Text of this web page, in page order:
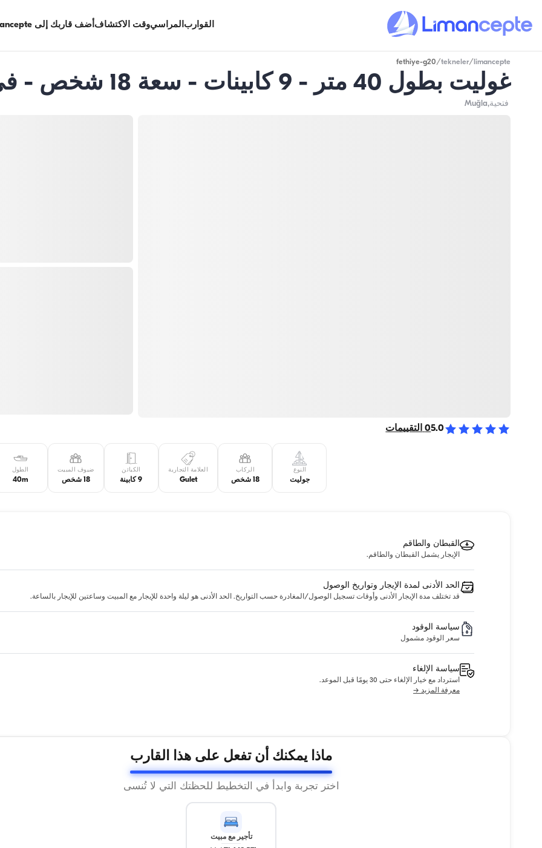
القواربالمراسيوقت الاكتشافأضف قاربك إلى Limancepte
limancepte
/
tekneler
/
fethiye-g20
غوليت بطول 40 متر - 9 كابينات - سعة 18 شخص - في فتحية
فتحية,Muğla
5.0
0 التقييمات
النوع
جوليت
الركاب
18 شخص
العلامة التجارية
Gulet
الكبائن
9 كابينة
ضيوف المبيت
18 شخص
الطول
40m
القبطان والطاقم
الإيجار يشمل القبطان والطاقم.
الحد الأدنى لمدة الإيجار وتواريخ الوصول
قد تختلف مدة الإيجار الأدنى وأوقات تسجيل الوصول/المغادرة حسب التواريخ. الحد الأدنى هو ليلة واحدة للإيجار مع المبيت وساعتين للإيجار بالساعة.
سياسة الوقود
سعر الوقود مشمول
سياسة الإلغاء
استرداد مع خيار الإلغاء حتى 30 يومًا قبل الموعد.
معرفة المزيد →
ماذا يمكنك أن تفعل على هذا القارب
اختر تجربة وابدأ في التخطيط للحظتك التي لا تُنسى
تأجير مع مبيت